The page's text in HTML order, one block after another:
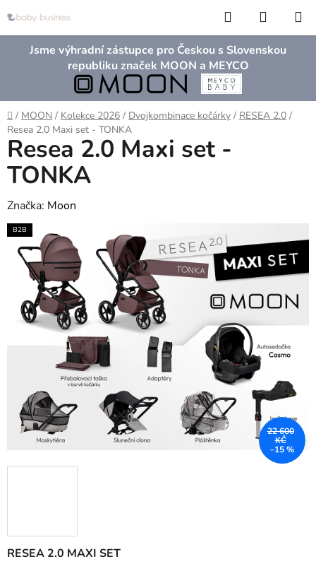
na
obsah
Jsme výhradní zástupce pro Českou s Slovenskou
republiku značek MOON a MEYCO
Hledat
KOŠÍK
Domů
/ MOON / Kolekce 2026 / Dvojkombinace kočárky / RESEA 2.0 /
Resea 2.0 Maxi set - TONKA
RESEA 2.0 MAXI SET
Resea 2.0 Maxi set -
TONKA
Značka: Moon
B2B
22 600
KČ
–15 %